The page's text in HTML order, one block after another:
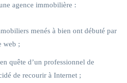
agence immobilière :
menés à bien ont débuté par
web ;
quête d’un professionnel de
de recourir à Internet ;